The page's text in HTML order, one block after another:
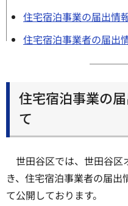
住宅宿泊事業の届出情
住宅宿泊事業者の届出
住宅宿泊事業の
て
世田谷区では、世田谷区
き、住宅宿泊事業者の届
て公開しております。